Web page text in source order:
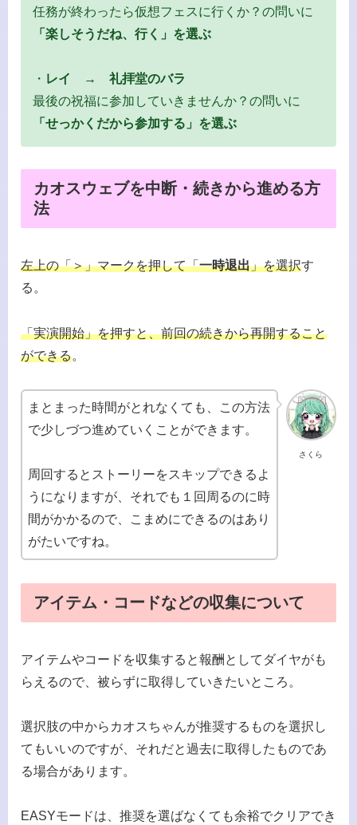
任務が終わったら仮想フェスに行くか？の問いに
「楽しそうだね、行く」を選ぶ
・ レイ → 礼拝堂のバラ
最後の祝福に参加していきませんか？の問いに
「せっかくだから参加する」を選ぶ
カオスウェブを中断・続きから進める方
法
左上の「＞」マークを押して「一時退出」を選択す
る。
「実演開始」を押すと、前回の続きから再開すること
ができる。
さくら
まとまった時間がとれなくても、この方法
で少しづつ進めていくことができます。
周回するとストーリーをスキップできるよ
うになりますが、それでも１回周るのに時
間がかかるので、こまめにできるのはあり
がたいですね。
アイテム・コードなどの収集について
アイテムやコードを収集すると報酬としてダイヤがも
らえるので、被らずに取得していきたいところ。
選択肢の中からカオスちゃんが推奨するものを選択し
てもいいのですが、それだと過去に取得したものであ
る場合があります。
EASYモードは、推奨を選ばなくても余裕でクリアでき